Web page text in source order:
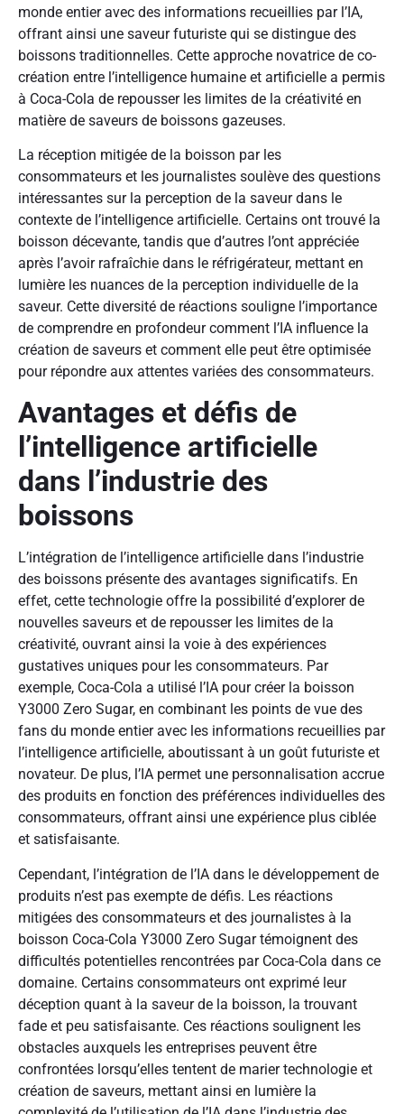
monde entier avec des informations recueillies par l’IA,
offrant ainsi une saveur futuriste qui se distingue des
boissons traditionnelles. Cette approche novatrice de co-
création entre l’intelligence humaine et artificielle a permis
à Coca-Cola de repousser les limites de la créativité en
matière de saveurs de boissons gazeuses.
La réception mitigée de la boisson par les
consommateurs et les journalistes soulève des questions
intéressantes sur la perception de la saveur dans le
contexte de l’intelligence artificielle. Certains ont trouvé la
boisson décevante, tandis que d’autres l’ont appréciée
après l’avoir rafraîchie dans le réfrigérateur, mettant en
lumière les nuances de la perception individuelle de la
saveur. Cette diversité de réactions souligne l’importance
de comprendre en profondeur comment l’IA influence la
création de saveurs et comment elle peut être optimisée
pour répondre aux attentes variées des consommateurs.
Avantages et défis de
l’intelligence artificielle
dans l’industrie des
boissons
L’intégration de l’intelligence artificielle dans l’industrie
des boissons présente des avantages significatifs. En
effet, cette technologie offre la possibilité d’explorer de
nouvelles saveurs et de repousser les limites de la
créativité, ouvrant ainsi la voie à des expériences
gustatives uniques pour les consommateurs. Par
exemple, Coca-Cola a utilisé l’IA pour créer la boisson
Y3000 Zero Sugar, en combinant les points de vue des
fans du monde entier avec les informations recueillies par
l’intelligence artificielle, aboutissant à un goût futuriste et
novateur. De plus, l’IA permet une personnalisation accrue
des produits en fonction des préférences individuelles des
consommateurs, offrant ainsi une expérience plus ciblée
et satisfaisante.
Cependant, l’intégration de l’IA dans le développement de
produits n’est pas exempte de défis. Les réactions
mitigées des consommateurs et des journalistes à la
boisson Coca-Cola Y3000 Zero Sugar témoignent des
difficultés potentielles rencontrées par Coca-Cola dans ce
domaine. Certains consommateurs ont exprimé leur
déception quant à la saveur de la boisson, la trouvant
fade et peu satisfaisante. Ces réactions soulignent les
obstacles auxquels les entreprises peuvent être
confrontées lorsqu’elles tentent de marier technologie et
création de saveurs, mettant ainsi en lumière la